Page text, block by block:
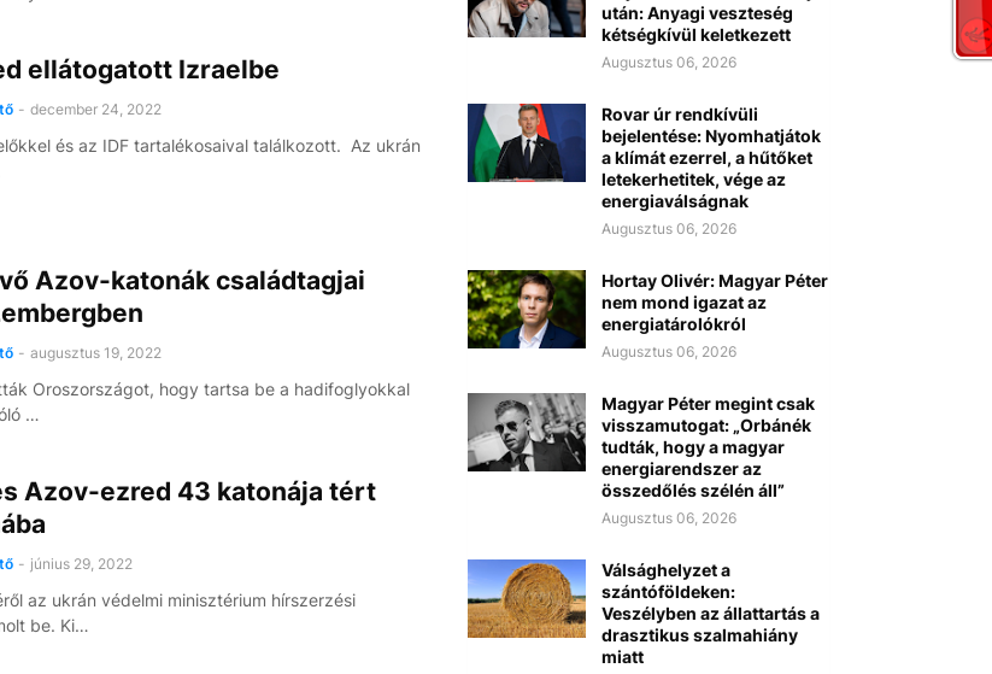
ellátogatott Izraelbe
- december 24, 2022
és az IDF tartalékosaival találkozott. Az ukrán
Azov-katonák családtagjai
- augusztus 19, 2022
Oroszországot, hogy tartsa be a hadifoglyokkal
…
Azov-ezred 43 katonája tért
- június 29, 2022
az ukrán védelmi minisztérium hírszerzési
be. Ki…
után: Anyagi veszteség
kétségkívül keletkezett
Augusztus 06, 2026
Rovar úr rendkívüli
bejelentése: Nyomhatjátok
a klímát ezerrel, a hűtőket
letekerhetitek, vége az
energiaválságnak
Augusztus 06, 2026
Hortay Olivér: Magyar Péter
nem mond igazat az
energiatárolókról
Augusztus 06, 2026
Magyar Péter megint csak
visszamutogat: „Orbánék
tudták, hogy a magyar
energiarendszer az
összedőlés szélén áll”
Augusztus 06, 2026
Válsághelyzet a
szántóföldeken:
Veszélyben az állattartás a
drasztikus szalmahiány
miatt